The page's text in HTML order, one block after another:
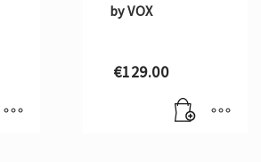
by VOX
€129.00